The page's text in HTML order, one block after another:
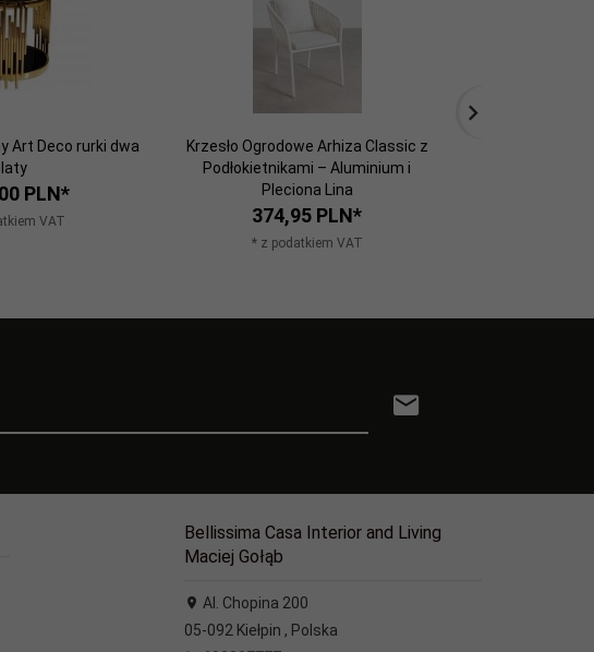
Art Deco rurki dwa
00 PLN*
VAT
Krzesło Ogrodowe Arhiza Classic z
Podłokietnikami – Aluminium i
Pleciona Lina
374,95 PLN*
* z podatkiem VAT
Bellissima Casa Interior and Living
Maciej Gołąb
Al. Chopina 200
05-092 Kiełpin , Polska